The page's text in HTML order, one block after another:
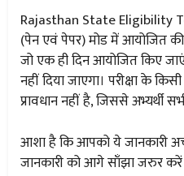
Rajasthan State Eligibility
(पेन एवं पेपर) मोड में आयोजित की
जो एक ही दिन आयोजित किए
नहीं दिया जाएगा। परीक्षा के
प्रावधान नहीं है, जिससे अभ्यर्थी
आशा है कि आपको ये जानकारी
जानकारी को आगे साँझा जरुर